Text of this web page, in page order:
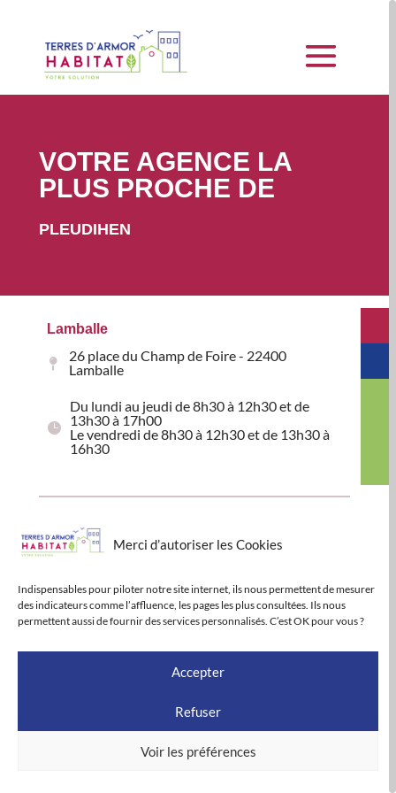
Merci d’autoriser les Cookies
Indispensables pour piloter notre site internet, ils nous permettent de mesurer
des indicateurs comme l’affluence, les pages les plus consultées. Ils nous
permettent aussi de fournir des services personnalisés. C’est OK pour vous ?
Accepter
Refuser
Voir les préférences
VOTRE AGENCE LA
PLUS PROCHE DE
PLEUDIHEN
Lamballe
26 place du Champ de Foire - 22400
Lamballe
Du lundi au jeudi de 8h30 à 12h30 et de
13h30 à 17h00
Le vendredi de 8h30 à 12h30 et de 13h30 à
16h30
Espace accueil à Dinan
16 rue de Brest – 22100 Dinan
Sur rendez-vous aux horaires de permanence
: